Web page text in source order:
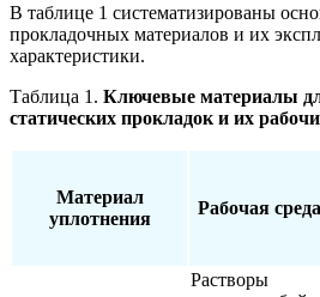
В таблице 1 систематизированы
прокладочных материалов и их
характеристики.
Таблица 1. Ключевые материалы
статических прокладок и их
Материал
уплотнения
Рабочая среда
Растворы